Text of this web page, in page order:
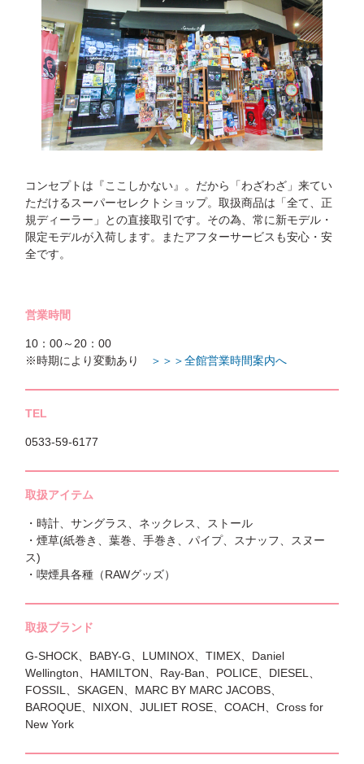
コンセプトは『ここしかない』。だから「わざわざ」来てい
ただけるスーパーセレクトショップ。取扱商品は「全て、正
規ディーラー」との直接取引です。その為、常に新モデル・
限定モデルが入荷します。またアフターサービスも安心・安
全です。
営業時間
10：00～20：00
※時期により変動あり
＞＞＞全館営業時間案内へ
TEL
0533-59-6177
取扱アイテム
・時計、サングラス、ネックレス、ストール
・煙草(紙巻き、葉巻、手巻き、パイプ、スナッフ、スヌー
ス)
・喫煙具各種（RAWグッズ）
取扱ブランド
G-SHOCK、BABY-G、LUMINOX、TIMEX、Daniel
Wellington、HAMILTON、Ray-Ban、POLICE、DIESEL、
FOSSIL、SKAGEN、MARC BY MARC JACOBS、
BAROQUE、NIXON、JULIET ROSE、COACH、Cross for
New York